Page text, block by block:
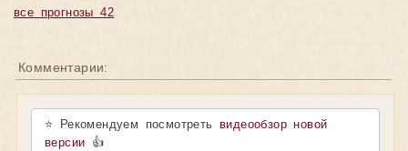
все прогнозы 42
Комментарии:
⭐ Рекомендуем посмотретьвидеообзор новой
версии 👍